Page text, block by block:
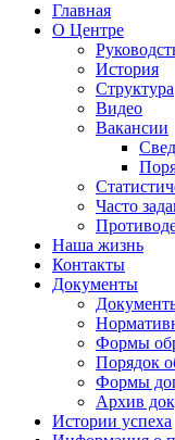
Главная
О Центре
История
Структура
Видео
Вакансии
Часто
Наша жизнь
Контакты
Документы
Формы
Порядок
Формы
Архив
Истории успеха